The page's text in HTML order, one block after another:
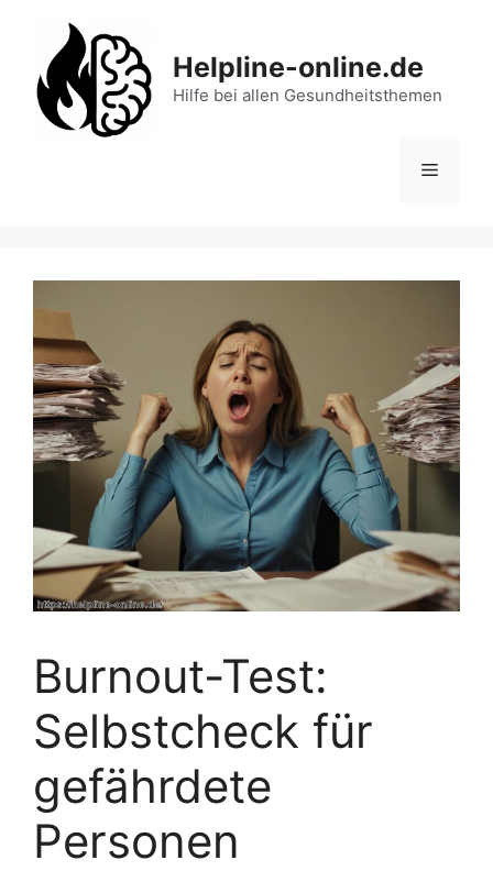
springen
Helpline-online.de
Hilfe bei allen Gesundheitsthemen
Menü
Burnout-Test:
Selbstcheck für
gefährdete
Personen